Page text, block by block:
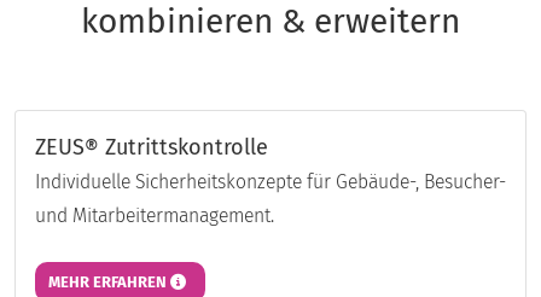
kombinieren & erweitern
ZEUS® Zutrittskontrolle
Individuelle Sicherheitskonzepte für Gebäude-, Besucher-
und Mitarbeitermanagement.
MEHR ERFAHREN